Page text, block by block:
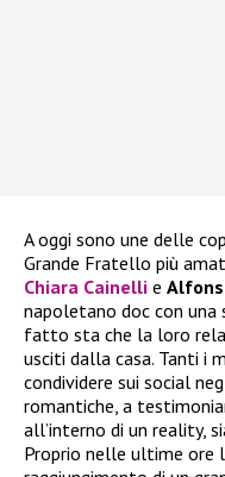
A oggi sono une delle
Grande Fratello più
Chiara Cainelli e
napoletano doc con
fatto sta che la loro
usciti dalla casa. Tanti i
condividere sui social
romantiche, a
all’interno di un reality,
Proprio nelle ultime ore